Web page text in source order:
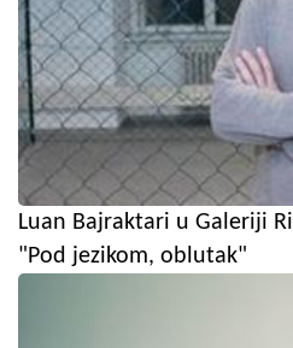
Luan Bajraktari u Galeriji
"Pod jezikom, oblutak"